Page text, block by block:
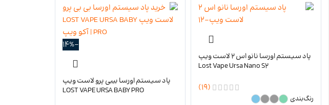
پاد سیستم اورسا نانو اس ۲ لاست ویپ
Lost Vape Ursa Nano S2
(19)
رنگ‌بندی
-14%
پاد سیستم اورسا بیبی پرو لاست ویپ
LOST VAPE URSA BABY PRO